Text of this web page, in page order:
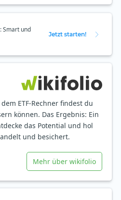
Smart und
Jetzt starten!
ETF-Rechner findest du
können. Das Ergebnis: Ein
das Potential und hol
und besichert.
Mehr über wikifolio